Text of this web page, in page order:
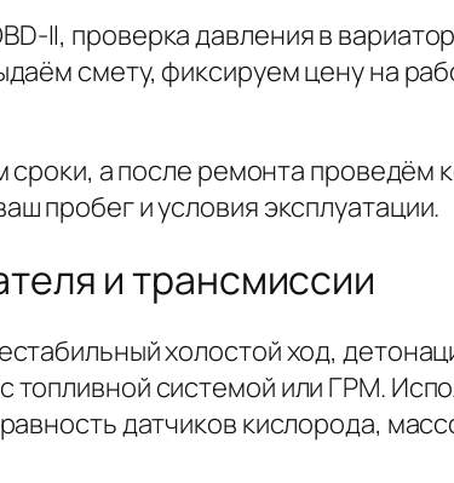
II, проверка давления в
смету, фиксируем ценуна
сроки, а после ремонта проведём
пробег и условия эксплуатации.
и трансмиссии
холостой ход,
системой или ГРМ.
датчиков кислорода,